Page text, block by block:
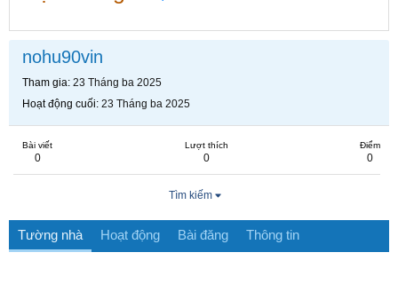
nohu90vin
Tham gia 23 Tháng ba 2025
Hoạt động cuối 23 Tháng ba 2025
Bài viết
0
Lượt thích
0
Điểm
0
Tìm kiếm
Tường nhà Hoạt động Bài đăng Thông tin